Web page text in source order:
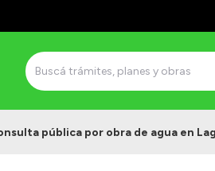
pública por obra de agua en